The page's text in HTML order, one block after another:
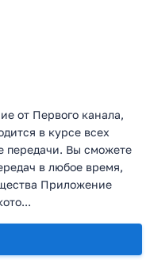
от Первого канала,
в курсе всех
передачи. Вы сможете
в любое время,
Приложение